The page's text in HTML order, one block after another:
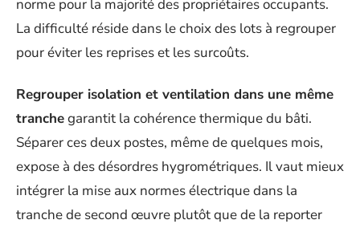
norme pour la majorité des propriétaires occupants.
La difficulté réside dans le choix des lots à regrouper
pour éviter les reprises et les surcoûts.
Regrouper isolation et ventilation dans une même
tranchegarantit la cohérence thermique du bâti.
Séparer ces deux postes, même de quelques mois,
expose à des désordres hygrométriques. Il vaut mieux
intégrer la mise aux normes électrique dans la
tranche de second œuvre plutôt que de la reporter